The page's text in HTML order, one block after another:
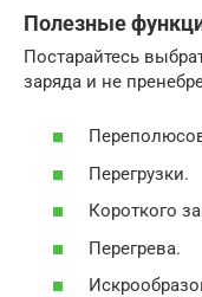
Полезные
Постарайтесь
заряда и не
Перегрузки.
Короткого
Перегрева.